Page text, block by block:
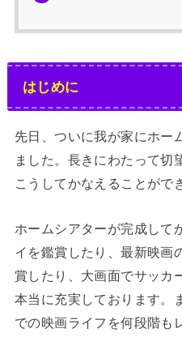
はじめに
先日、ついに我が家にホー
ました。長きにわたって切
こうしてかなえることがで
ホームシアターが完成して
イを鑑賞したり、最新映画
賞したり、大画面でサッカ
本当に充実しております。
での映画ライフを何段階も